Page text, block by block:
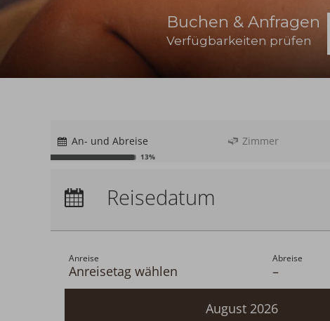
Buchen & Anfragen
Verfügbarkeiten prüfen
An- und Abreise Zimmer
13%
Übernachtungen:
Reisedatum